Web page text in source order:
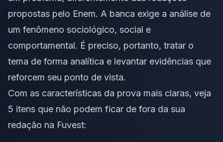
propostas pelo Enem. A banca exige a análise de
um fenômeno sociológico, social e
comportamental. É preciso, portanto, tratar o
tema de forma analítica e levantar evidências que
reforcem seu ponto de vista.
Com as características da prova mais claras, veja
5 itens que não podem ficar de fora da sua
redação na Fuvest: